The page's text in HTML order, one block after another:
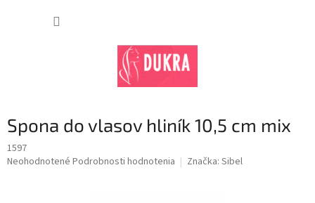
Spona do vlasov hliník 10,5 cm mix
1597
Priemerné
Neohodnotené Podrobnosti hodnotenia Značka: Sibel